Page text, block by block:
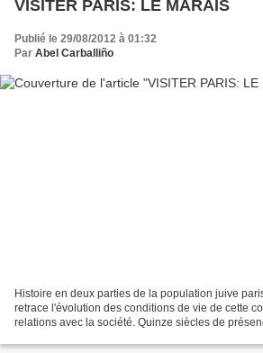
VISITER PARIS: LE MARAIS
Publié le 29/08/2012 à 01:32
Par Abel Carballiño
Histoire en deux parties de la population juive
retrace l'évolution des conditions de vie de cette
relations avec la société. Quinze siècles de